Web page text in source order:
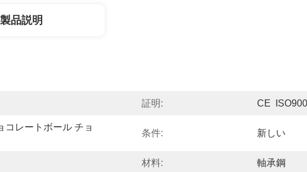
製品説明
証明: CE
コレートボール チョ
条件: 新しい
材料: 軸承鋼